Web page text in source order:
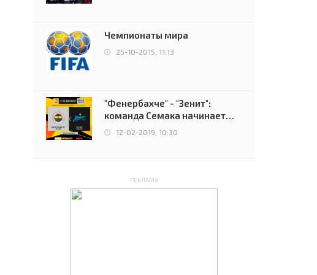
чемпионов.
Чемпионаты мира
25-10-2015, 11:13
"Фенербахче" - "Зенит":
команда Семака начинает
путь в плей-офф Лиги
12-02-2019, 10:30
РЕКЛАМА